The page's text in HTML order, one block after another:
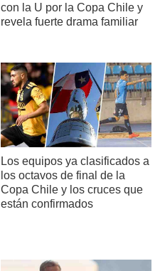
con la U por la Copa Chile y
revela fuerte drama familiar
Los equipos ya clasificados a
los octavos de final de la
Copa Chile y los cruces que
están confirmados